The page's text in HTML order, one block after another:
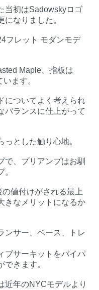
当初はSadowskyロゴ
なりました。
フレット モダンモデ
Maple、指板は
ます。
についてよく考えられ
バランスに仕上がって
とした触り心地。
で、プリアンプはお馴
値付けがされる最上
きなメリットになるか
ンサー、ベース、トレ
ブサーキットをバイパ
きます。
近年のNYCモデルより